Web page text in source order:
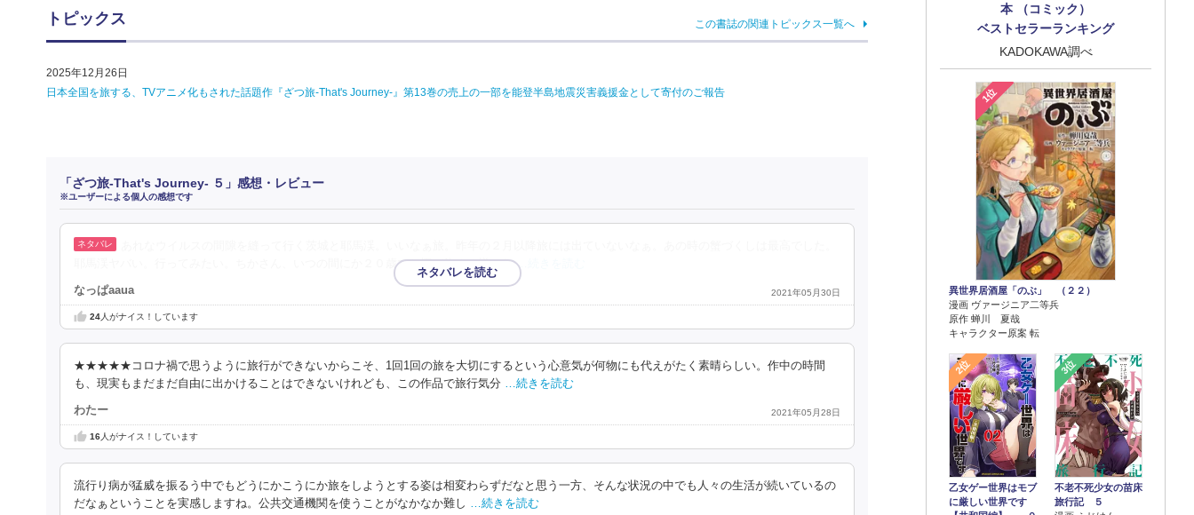
トピックス この書誌の関連トピックス一覧へ
2025年12月26日
日本全国を旅する、TVアニメ化もされた話題作『ざつ旅-That's Journey-』第13巻の売上の一部を能登半島地震災害義援金として寄付のご報告
「ざつ旅-That's Journey- ５」感想・レビュー
※ユーザーによる個人の感想です
耶馬渓ヤバい。行ってみたい。ちかさん、いつの間にか２０歳でお酒が飲める様にな …続きを読む
なっぱaaua 2021年05月30日
24人がナイス！しています
★★★★★コロナ禍で思うように旅行ができないからこそ、1回1回の旅を大切にするという心意気が何物にも代えがたく素晴らしい。作中の時間
も、現実もまだまだ自由に出かけることはできないけれども、この作品で旅行気分 …続きを読む
わたー 2021年05月28日
16人がナイス！しています
流行り病が猛威を振るう中でもどうにかこうにか旅をしようとする姿は相変わらずだなと思う一方、そんな状況の中でも人々の生活が続いているの
だなぁということを実感しますね。公共交通機関を使うことがなかなか難し
…続きを読む
本 （コミック）
ベストセラーランキング
KADOKAWA調べ
1位
異世界居酒屋「のぶ」 （２２）
漫画 ヴァージニア二等兵
原作 蝉川 夏哉
キャラクター原案 転
2位
乙女ゲー世界はモブ
に厳しい世界です
3位
不老不死少女の苗床
旅行記 ５